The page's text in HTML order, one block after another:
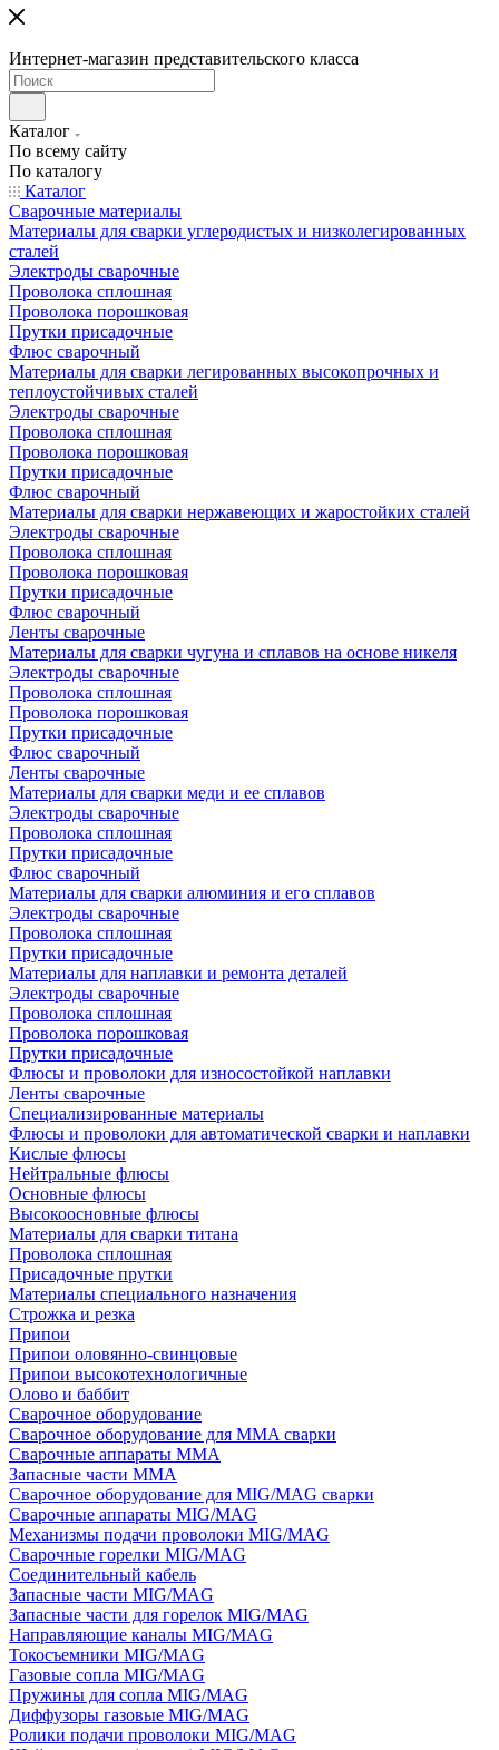
Интернет-магазин представительского класса
Каталог
По всему сайту
По каталогу
Каталог
Сварочные материалы
Материалы для сварки углеродистых и низколегированных
сталей
Электроды сварочные
Проволока сплошная
Проволока порошковая
Прутки присадочные
Флюс сварочный
Материалы для сварки легированных высокопрочных и
теплоустойчивых сталей
Электроды сварочные
Проволока сплошная
Проволока порошковая
Прутки присадочные
Флюс сварочный
Материалы для сварки нержавеющих и жаростойких сталей
Электроды сварочные
Проволока сплошная
Проволока порошковая
Прутки присадочные
Флюс сварочный
Ленты сварочные
Материалы для сварки чугуна и сплавов на основе никеля
Электроды сварочные
Проволока сплошная
Проволока порошковая
Прутки присадочные
Флюс сварочный
Ленты сварочные
Материалы для сварки меди и ее сплавов
Электроды сварочные
Проволока сплошная
Прутки присадочные
Флюс сварочный
Материалы для сварки алюминия и его сплавов
Электроды сварочные
Проволока сплошная
Прутки присадочные
Материалы для наплавки и ремонта деталей
Электроды сварочные
Проволока сплошная
Проволока порошковая
Прутки присадочные
Флюсы и проволоки для износостойкой наплавки
Ленты сварочные
Специализированные материалы
Флюсы и проволоки для автоматической сварки и наплавки
Кислые флюсы
Нейтральные флюсы
Основные флюсы
Высокоосновные флюсы
Материалы для сварки титана
Проволока сплошная
Присадочные прутки
Материалы специального назначения
Строжка и резка
Припои
Припои оловянно-свинцовые
Припои высокотехнологичные
Олово и баббит
Сварочное оборудование
Сварочное оборудование для MMA сварки
Сварочные аппараты MMA
Запасные части MMA
Сварочное оборудование для MIG/MAG сварки
Сварочные аппараты MIG/MAG
Механизмы подачи проволоки MIG/MAG
Сварочные горелки MIG/MAG
Соединительный кабель
Запасные части MIG/MAG
Запасные части для горелок MIG/MAG
Направляющие каналы MIG/MAG
Токосъемники MIG/MAG
Газовые сопла MIG/MAG
Пружины для сопла MIG/MAG
Диффузоры газовые MIG/MAG
Ролики подачи проволоки MIG/MAG